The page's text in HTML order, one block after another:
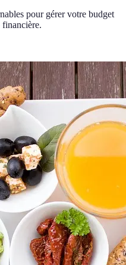
pour gérer votre budget
financière.